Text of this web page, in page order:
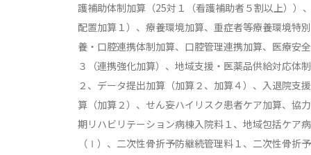
護補助体制加算（25対１（看護補助者５割以上））
配置加算１）、療養環境加算、重症者等療養環境特
養・口腔連携体制加算、口腔管理連携加算、医療安
３（連携強化加算）、地域支援・医薬品供給対応体
２、データ提出加算（加算２、加算４）、入退院支
算（加算２）、せん妄ハイリスク患者ケア加算、協
期リハビリテーション病棟入院料１、地域包括ケア
（Ⅰ）、二次性骨折予防継続管理料１、二次性骨折